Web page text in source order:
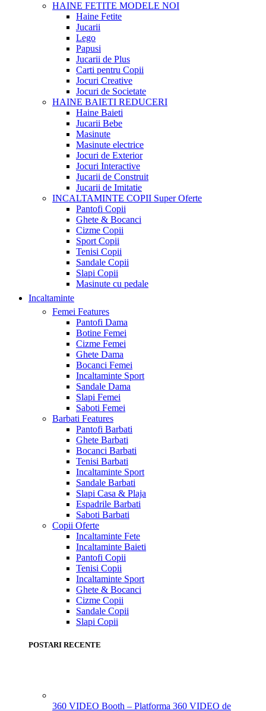
HAINE FETITE MODELE NOI
Haine Fetite
Jucarii
Lego
Papusi
Jucarii de Plus
Carti pentru Copii
Jocuri Creative
Jocuri de Societate
HAINE BAIETI REDUCERI
Haine Baieti
Jucarii Bebe
Masinute
Masinute electrice
Jocuri de Exterior
Jocuri Interactive
Jucarii de Construit
Jucarii de Imitatie
INCALTAMINTE COPII Super Oferte
Pantofi Copii
Ghete & Bocanci
Cizme Copii
Sport Copii
Tenisi Copii
Sandale Copii
Slapi Copii
Masinute cu pedale
Incaltaminte
Femei Features
Pantofi Dama
Botine Femei
Cizme Femei
Ghete Dama
Bocanci Femei
Incaltaminte Sport
Sandale Dama
Slapi Femei
Saboti Femei
Barbati Features
Pantofi Barbati
Ghete Barbati
Bocanci Barbati
Tenisi Barbati
Incaltaminte Sport
Sandale Barbati
Slapi Casa & Plaja
Espadrile Barbati
Saboti Barbati
Copii Oferte
Incaltaminte Fete
Incaltaminte Baieti
Pantofi Copii
Tenisi Copii
Incaltaminte Sport
Ghete & Bocanci
Cizme Copii
Sandale Copii
Slapi Copii
POSTARI RECENTE
360 VIDEO Booth – Platforma 360 VIDEO de